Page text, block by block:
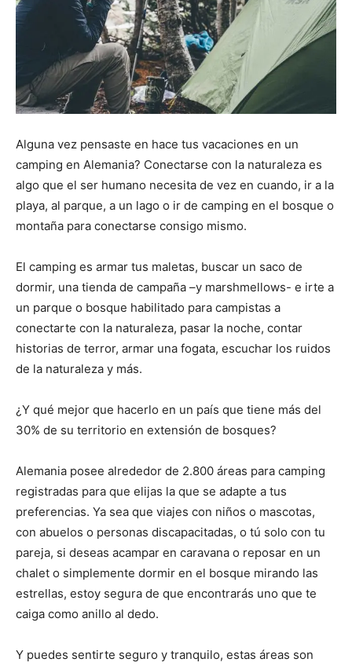
Alguna vez pensaste en hace tus vacaciones en un
camping en Alemania? Conectarse con la naturaleza es
algo que el ser humano necesita de vez en cuando, ir a la
playa, al parque, a un lago o ir de camping en el bosque o
montaña para conectarse consigo mismo.
El camping es armar tus maletas, buscar un saco de
dormir, una tienda de campaña –y marshmellows- e irte a
un parque o bosque habilitado para campistas a
conectarte con la naturaleza, pasar la noche, contar
historias de terror, armar una fogata, escuchar los ruidos
de la naturaleza y más.
¿Y qué mejor que hacerlo en un país que tiene más del
30% de su territorio en extensión de bosques?
Alemania posee alrededor de 2.800 áreas para camping
registradas para que elijas la que se adapte a tus
preferencias. Ya sea que viajes con niños o mascotas,
con abuelos o personas discapacitadas, o tú solo con tu
pareja, si deseas acampar en caravana o reposar en un
chalet o simplemente dormir en el bosque mirando las
estrellas, estoy segura de que encontrarás uno que te
caiga como anillo al dedo.
Y puedes sentirte seguro y tranquilo, estas áreas son